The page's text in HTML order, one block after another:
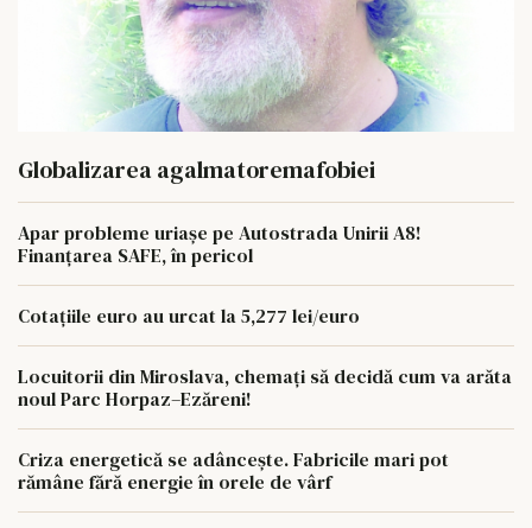
Globalizarea agalmatoremafobiei
Apar probleme uriașe pe Autostrada Unirii A8!
Finanțarea SAFE, în pericol
Cotațiile euro au urcat la 5,277 lei/euro
Locuitorii din Miroslava, chemați să decidă cum va arăta
noul Parc Horpaz–Ezăreni!
Criza energetică se adâncește. Fabricile mari pot
rămâne fără energie în orele de vârf